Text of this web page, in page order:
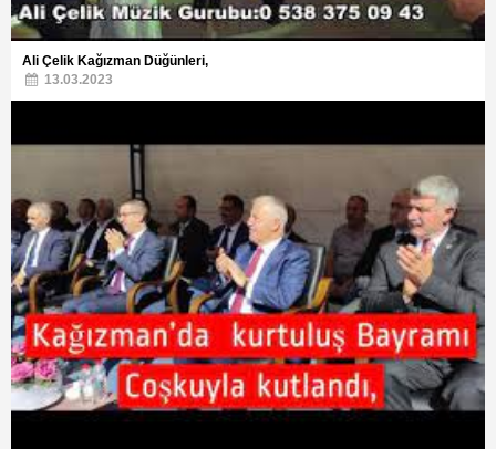
Ali Çelik Kağızman Düğünleri,
13.03.2023